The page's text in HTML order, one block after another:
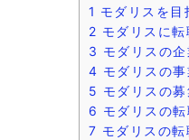
1 モダリスを
2 モダリスに
3 モダリスの
4 モダリスの
5 モダリスの
6 モダリスの
7 モダリスの